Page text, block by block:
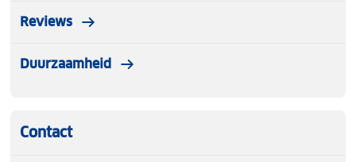
Reviews
Duurzaamheid
Contact